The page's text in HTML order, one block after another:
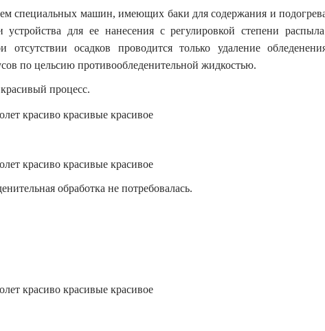
специальных машин, имеющих баки для содержания и
устройства для ее нанесения с регулировкой степени
осадков проводится только удаление
по цельсию противообледенительной жидкостью.
процесс.
обработка не потребовалась.